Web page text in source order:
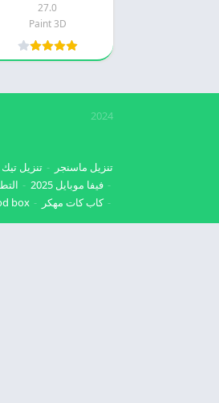
27.0
Paint 3D
2024
تنزيل ماسنجر تنزيل تيك
فيفا موبايل 2025
كاب كات مهكر
box